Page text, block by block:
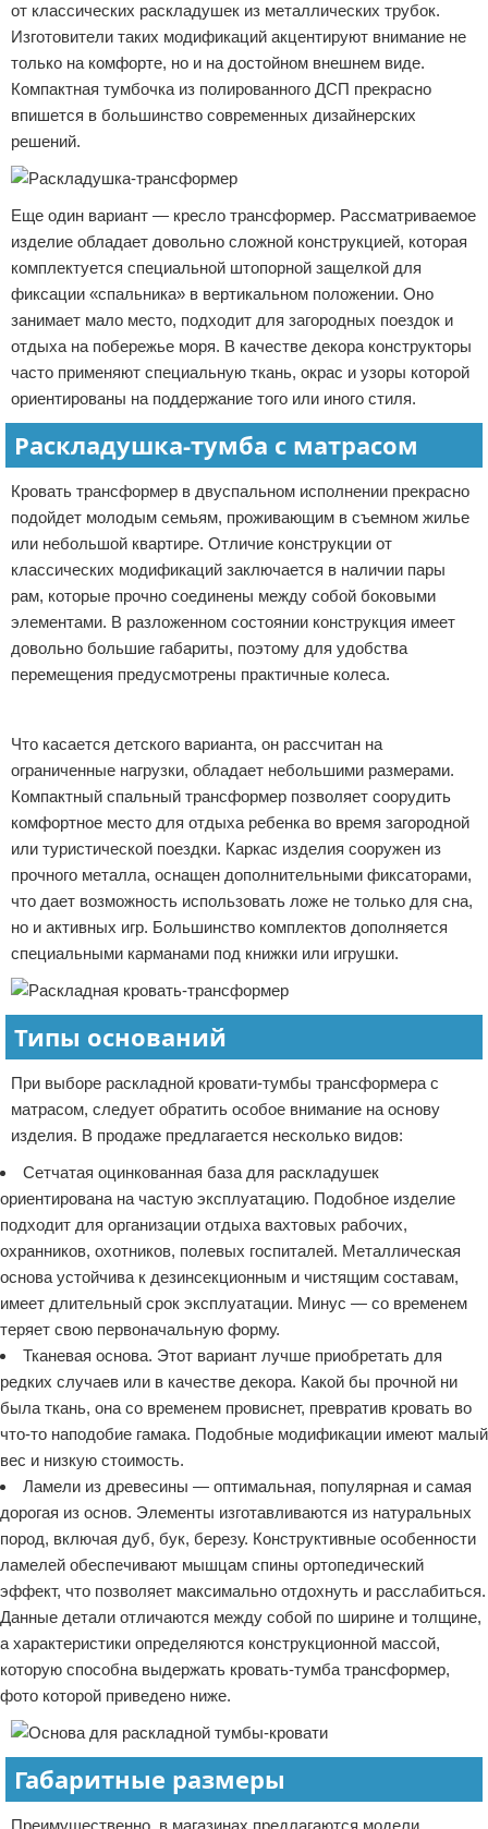
от классических раскладушек из металлических трубок.
Изготовители таких модификаций акцентируют внимание не
только на комфорте, но и на достойном внешнем виде.
Компактная тумбочка из полированного ДСП прекрасно
впишется в большинство современных дизайнерских
решений.
Еще один вариант — кресло трансформер. Рассматриваемое
изделие обладает довольно сложной конструкцией, которая
комплектуется специальной штопорной защелкой для
фиксации «спальника» в вертикальном положении. Оно
занимает мало место, подходит для загородных поездок и
отдыха на побережье моря. В качестве декора конструкторы
часто применяют специальную ткань, окрас и узоры которой
ориентированы на поддержание того или иного стиля.
Раскладушка-тумба с матрасом
Кровать трансформер в двуспальном исполнении прекрасно
подойдет молодым семьям, проживающим в съемном жилье
или небольшой квартире. Отличие конструкции от
классических модификаций заключается в наличии пары
рам, которые прочно соединены между собой боковыми
элементами. В разложенном состоянии конструкция имеет
довольно большие габариты, поэтому для удобства
перемещения предусмотрены практичные колеса.
Что касается детского варианта, он рассчитан на
ограниченные нагрузки, обладает небольшими размерами.
Компактный спальный трансформер позволяет соорудить
комфортное место для отдыха ребенка во время загородной
или туристической поездки. Каркас изделия сооружен из
прочного металла, оснащен дополнительными фиксаторами,
что дает возможность использовать ложе не только для сна,
но и активных игр. Большинство комплектов дополняется
специальными карманами под книжки или игрушки.
Типы оснований
При выборе раскладной кровати-тумбы трансформера с
матрасом, следует обратить особое внимание на основу
изделия. В продаже предлагается несколько видов:
Сетчатая оцинкованная база для раскладушек
ориентирована на частую эксплуатацию. Подобное изделие
подходит для организации отдыха вахтовых рабочих,
охранников, охотников, полевых госпиталей. Металлическая
основа устойчива к дезинсекционным и чистящим составам,
имеет длительный срок эксплуатации. Минус — со временем
теряет свою первоначальную форму.
Тканевая основа. Этот вариант лучше приобретать для
редких случаев или в качестве декора. Какой бы прочной ни
была ткань, она со временем провиснет, превратив кровать во
что-то наподобие гамака. Подобные модификации имеют малый
вес и низкую стоимость.
Ламели из древесины — оптимальная, популярная и самая
дорогая из основ. Элементы изготавливаются из натуральных
пород, включая дуб, бук, березу. Конструктивные особенности
ламелей обеспечивают мышцам спины ортопедический
эффект, что позволяет максимально отдохнуть и расслабиться.
Данные детали отличаются между собой по ширине и толщине,
а характеристики определяются конструкционной массой,
которую способна выдержать кровать-тумба трансформер,
фото которой приведено ниже.
Габаритные размеры
Преимущественно, в магазинах предлагаются модели